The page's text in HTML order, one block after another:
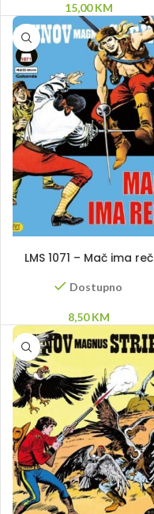
15,00KM
LMS 1071 – Mač ima reč
Dostupno
8,50KM